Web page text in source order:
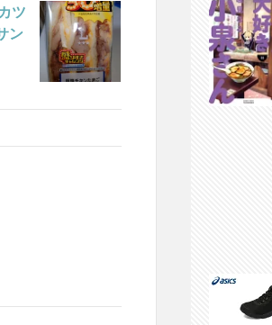
ツ
ン